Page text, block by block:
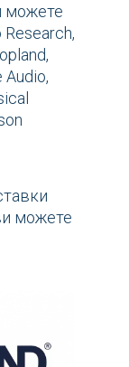
можете
Research,
Audio,
можете